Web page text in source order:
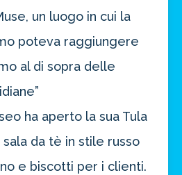
un luogo in cui la
poteva raggiungere
al di sopra delle
ha aperto la sua Tula
sala da tè in stile russo
e biscotti per i clienti.